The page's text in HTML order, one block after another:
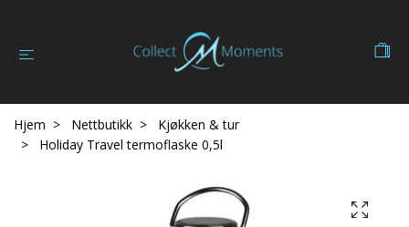
Hjem Nettbutikk
Kjøkken & tur
Holiday Travel termoflaske 0,5l